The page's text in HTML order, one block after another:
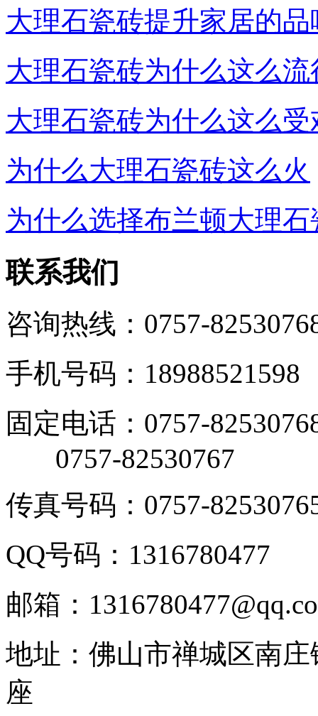
大理石瓷砖提升家居的
大理石瓷砖为什么这么流
大理石瓷砖为什么这么受
为什么大理石瓷砖这么火
为什么选择布兰顿大理石
联系我们
咨询热线：0757-
手机号码：18988521598
固定电话：0757-
0757-82530767
传真号码：0757-
QQ号码：1316780477
邮箱：
地址：佛山市禅城区南
座